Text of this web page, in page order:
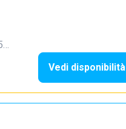
Vedi disponibilità